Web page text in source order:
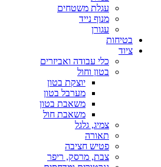
עגלת משטחים
מנוף נייד
עגורן
בטיחות
ציוד
כלי עבודה ואביזרים
בטון וחול
יוצקת בטון
מערבל בטון
משאבת בטון
משאבת חול
צמיג, גלגל
תאורה
פטיש חציבה
צבת, מרסק, ריפר